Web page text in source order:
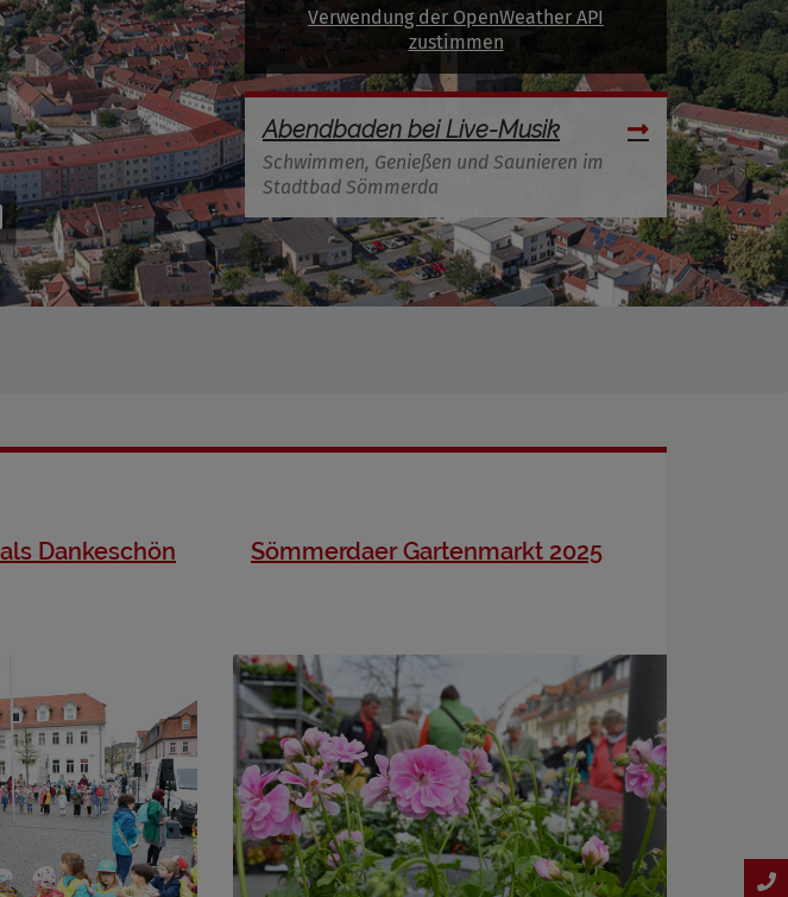
Verwendung der OpenWeather API
zustimmen
Abendbaden bei Live-Musik
Schwimmen, Genießen und Saunieren im
Stadtbad Sömmerda
Dankeschön Sömmerdaer Gartenmarkt 2025